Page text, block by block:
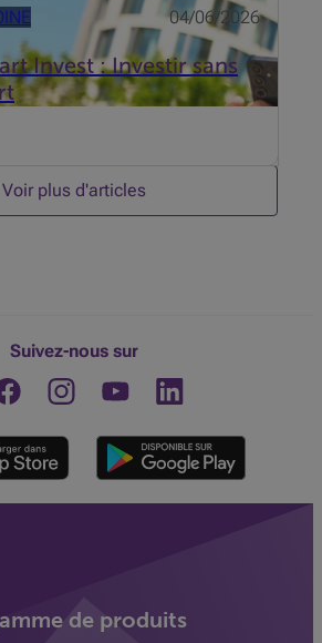
04/06/2026
Invest : Investir sans
Voir plus d'articles
Suivez-nous sur
InstagramDécouvrez notre chaine
Linkedin
de produits